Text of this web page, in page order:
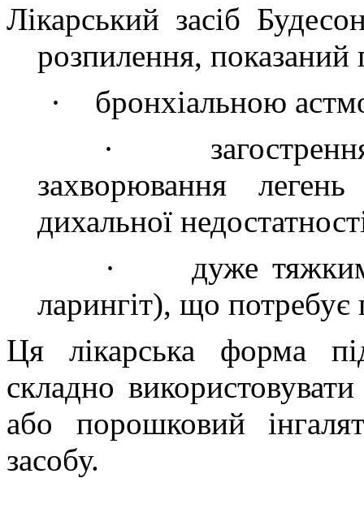
Лікарський засіб
розпилення, показаний
·
бронхіальною
·
захворювання
дихальної
·
дуже
ларингіт), що потребує
Ця лікарська форма
складно
або порошковий
засобу.